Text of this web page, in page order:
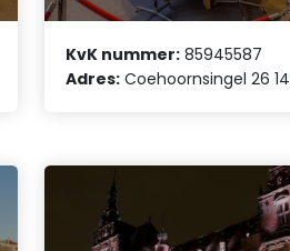
KvK nummer: 85945587
Adres: Coehoornsingel 26 14